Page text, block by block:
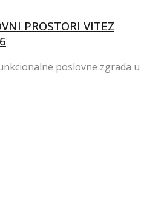
PROSTORI VITEZ
poslovne zgrada u